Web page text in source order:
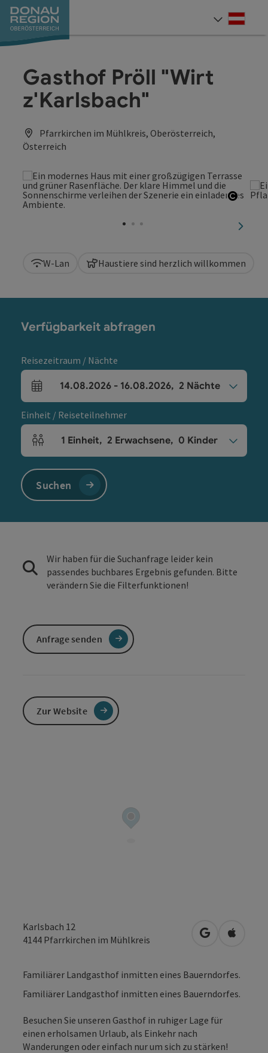
Zum Inhalt
Zur Navigation
Zum Seitenanfang
Zur Kontaktseite
Zum Impressum
Zur Startseite
Gasthof Pröll "Wirt
z'Karlsbach"
Pfarrkirchen im Mühlkreis, Oberösterreich,
Österreich
W-Lan Haustiere sind herzlich willkommen
Karlsbach 12
4144 Pfarrkirchen im Mühlkreis in Google
in
Familiärer Landgasthof inmitten eines Bauerndorfes.
Familiärer Landgasthof inmitten eines Bauerndorfes.
Besuchen Sie unseren Gasthof in ruhiger Lage für
einen erholsamen Urlaub, als Einkehr nach
Wanderungen oder einfach nur um sich zu stärken!
Verfügbarkeit abfragen
Reisezeitraum / Nächte
An- und Abreisefelder
14.08.2026 - 16.08.2026, 2 Nächte
Einheit / Reiseteilnehmer
Einheitenanzahl und Personenfelder
1 Einheit, 2 Erwachsene, 0 Kinder
Suchen
Wir haben für die Suchanfrage leider kein
passendes buchbares Ergebnis gefunden. Bitte
verändern Sie die Filterfunktionen!
Anfrage senden
Zur Website